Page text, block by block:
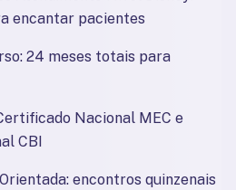
encantar pacientes
24 meses totais para
Nacional MEC e
CBI
encontros quinzenais